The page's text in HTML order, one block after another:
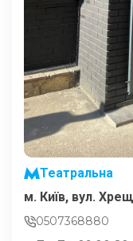
Театральна
м. Київ, вул.
0507368880